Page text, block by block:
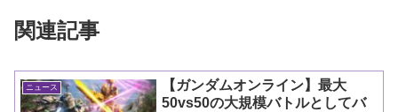
関連記事
ニュース
【ガンダムオンライン】最大
50vs50の大規模バトルとしてバ